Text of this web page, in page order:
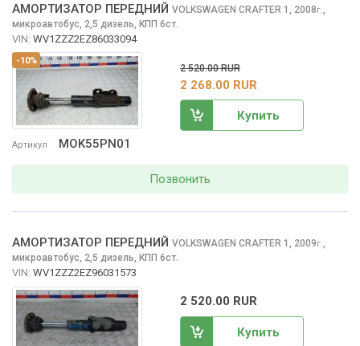
-10%
Артикул MOK55PN01
АМОРТИЗАТОР ПЕРЕДНИЙ VOLKSWAGEN CRAFTER 1, 2008г.,
микроавтобус, 2,5 дизель, КПП 6ст.
VIN: WV1ZZZ2EZ86033094
2 520.00 RUR
2 268.00 RUR
Купить
Позвонить
АМОРТИЗАТОР ПЕРЕДНИЙ VOLKSWAGEN CRAFTER 1, 2009г.,
микроавтобус, 2,5 дизель, КПП 6ст.
VIN: WV1ZZZ2EZ96031573
2 520.00 RUR
Купить